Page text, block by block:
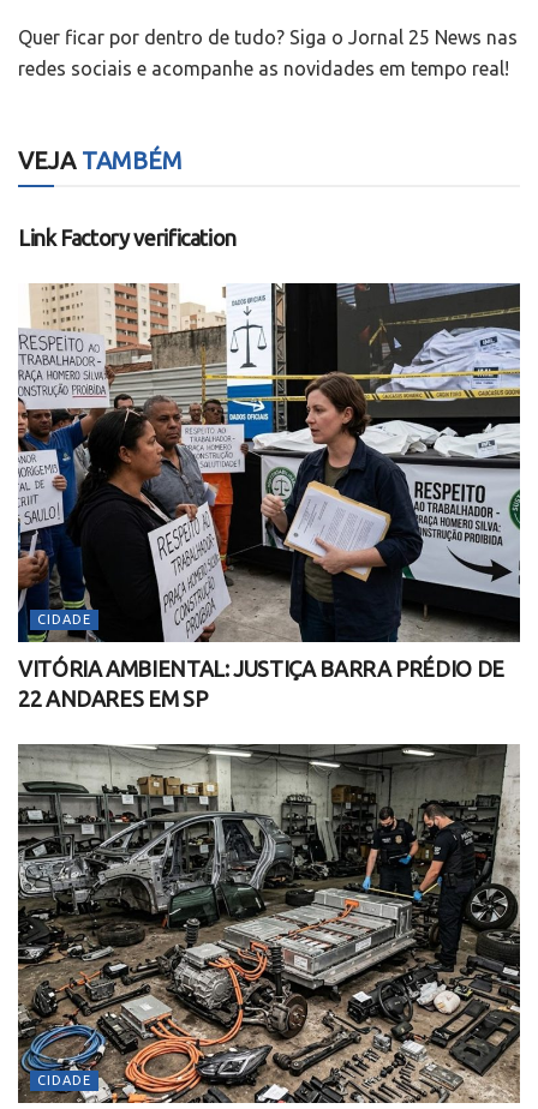
Quer ficar por dentro de tudo? Siga o Jornal 25 News nas
redes sociais e acompanhe as novidades em tempo real!
VEJATAMBÉM
DIREITO
Link Factory verification
CIDADE
VITÓRIA AMBIENTAL: JUSTIÇA BARRA PRÉDIO DE
22 ANDARES EM SP
CIDADE